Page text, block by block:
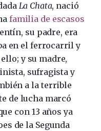
La Chata, nació
familia de escasos
su padre, era
en el ferrocarril y
y su madre,
sufragista y
a la terrible
de lucha marcó
con 13 años ya
de la Segunda